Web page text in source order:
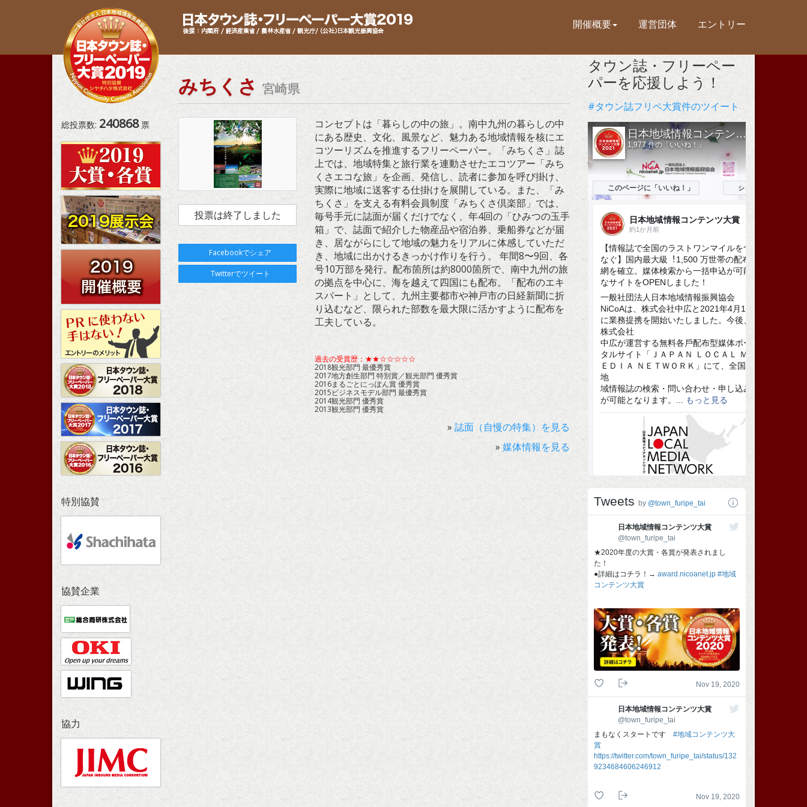
開催概要 運営団体 エントリー
みちくさ 宮崎県
投票は終了しました
Facebookでシェア
Twitterでツイート
コンセプトは「暮らしの中の旅」。南中九州の暮らしの中
にある歴史、文化、風景など、魅力ある地域情報を核にエ
コツーリズムを推進するフリーペーパー。「みちくさ」誌
上では、地域特集と旅行業を連動させたエコツアー「みち
くさエコな旅」を企画、発信し、読者に参加を呼び掛け、
実際に地域に送客する仕掛けを展開している。また、「み
ちくさ」を支える有料会員制度「みちくさ倶楽部」では、
毎号手元に誌面が届くだけでなく、年4回の「ひみつの玉手
箱」で、誌面で紹介した物産品や宿泊券、乗船券などが届
き、居ながらにして地域の魅力をリアルに体感していただ
き、地域に出かけるきっかけ作りを行う。 年間8〜9回、各
号10万部を発行。配布箇所は約8000箇所で、南中九州の旅
の拠点を中心に、海を越えて四国にも配布。「配布のエキ
スパート」として、九州主要都市や神戸市の日経新聞に折
り込むなど、限られた部数を最大限に活かすように配布を
工夫している。
過去の受賞歴：★★☆☆☆☆☆
2018観光部門 最優秀賞
2017地方創生部門 特別賞／観光部門 優秀賞
2016まるごとにっぽん賞 優秀賞
2015ビジネスモデル部門 最優秀賞
2014観光部門 優秀賞
2013観光部門 優秀賞
»誌面（自慢の特集）を見る
»媒体情報を見る
総投票数: 240868票
特別協賛
協賛企業
協力
タウン誌・フリーペー
パーを応援しよう！
#タウン誌フリペ大賞件のツイート